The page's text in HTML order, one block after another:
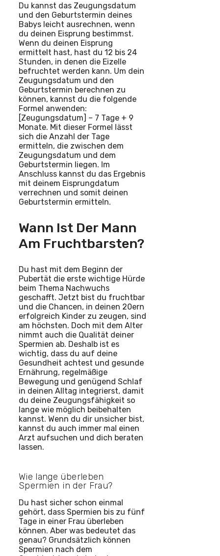
Du kannst das Zeugungsdatum
und den Geburtstermin deines
Babys leicht ausrechnen, wenn
du deinen Eisprung bestimmst.
Wenn du deinen Eisprung
ermittelt hast, hast du 12 bis 24
Stunden, in denen die Eizelle
befruchtet werden kann. Um dein
Zeugungsdatum und den
Geburtstermin berechnen zu
können, kannst du die folgende
Formel anwenden:
[Zeugungsdatum] – 7 Tage + 9
Monate. Mit dieser Formel lässt
sich die Anzahl der Tage
ermitteln, die zwischen dem
Zeugungsdatum und dem
Geburtstermin liegen. Im
Anschluss kannst du das Ergebnis
mit deinem Eisprungdatum
verrechnen und somit deinen
Geburtstermin ermitteln.
Wann Ist Der Mann
Am Fruchtbarsten?
Du hast mit dem Beginn der
Pubertät die erste wichtige Hürde
beim Thema Nachwuchs
geschafft. Jetzt bist du fruchtbar
und die Chancen, in deinen 20ern
erfolgreich Kinder zu zeugen, sind
am höchsten. Doch mit dem Alter
nimmt auch die Qualität deiner
Spermien ab. Deshalb ist es
wichtig, dass du auf deine
Gesundheit achtest und gesunde
Ernährung, regelmäßige
Bewegung und genügend Schlaf
in deinen Alltag integrierst, damit
du deine Zeugungsfähigkeit so
lange wie möglich beibehalten
kannst. Wenn du dir unsicher bist,
kannst du auch immer mal einen
Arzt aufsuchen und dich beraten
lassen.
Wie lange überleben
Spermien in der Frau?
Du hast sicher schon einmal
gehört, dass Spermien bis zu fünf
Tage in einer Frau überleben
können. Aber was bedeutet das
genau? Grundsätzlich können
Spermien nach dem